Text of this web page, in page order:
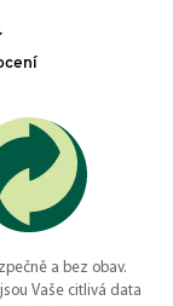
a bez obav.
jsou Vaše citlivá data